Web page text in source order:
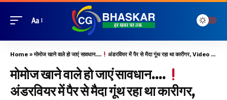
Aa
Home »मोमोज खाने वाले हो जाएं सावधान…. अंडरवियर में पैर से मैदा गूंथ रहा था कारीगर, Video हो गया वायरल, पुलिस ने किया गिरफ्तार
मोमोज खाने वाले हो जाएं सावधान….
अंडरवियर में पैर से मैदा गूंथ रहा था कारीगर,